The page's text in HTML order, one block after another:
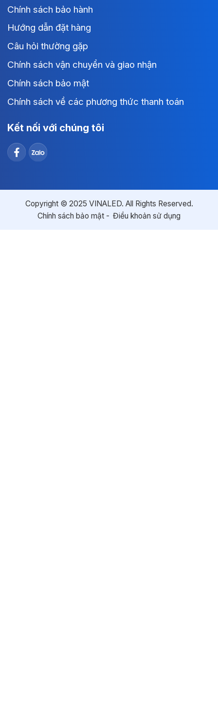
Chính sách bảo hành
Hướng dẫn đặt hàng
Câu hỏi thường gặp
Chính sách vận chuyển và giao nhận
Chính sách bảo mật
Chính sách về các phương thức thanh toán
Kết nối với chúng tôi
Copyright © 2025 VINALED. All Rights Reserved.
Chính sách bảo mật
Điều khoản sử dụng